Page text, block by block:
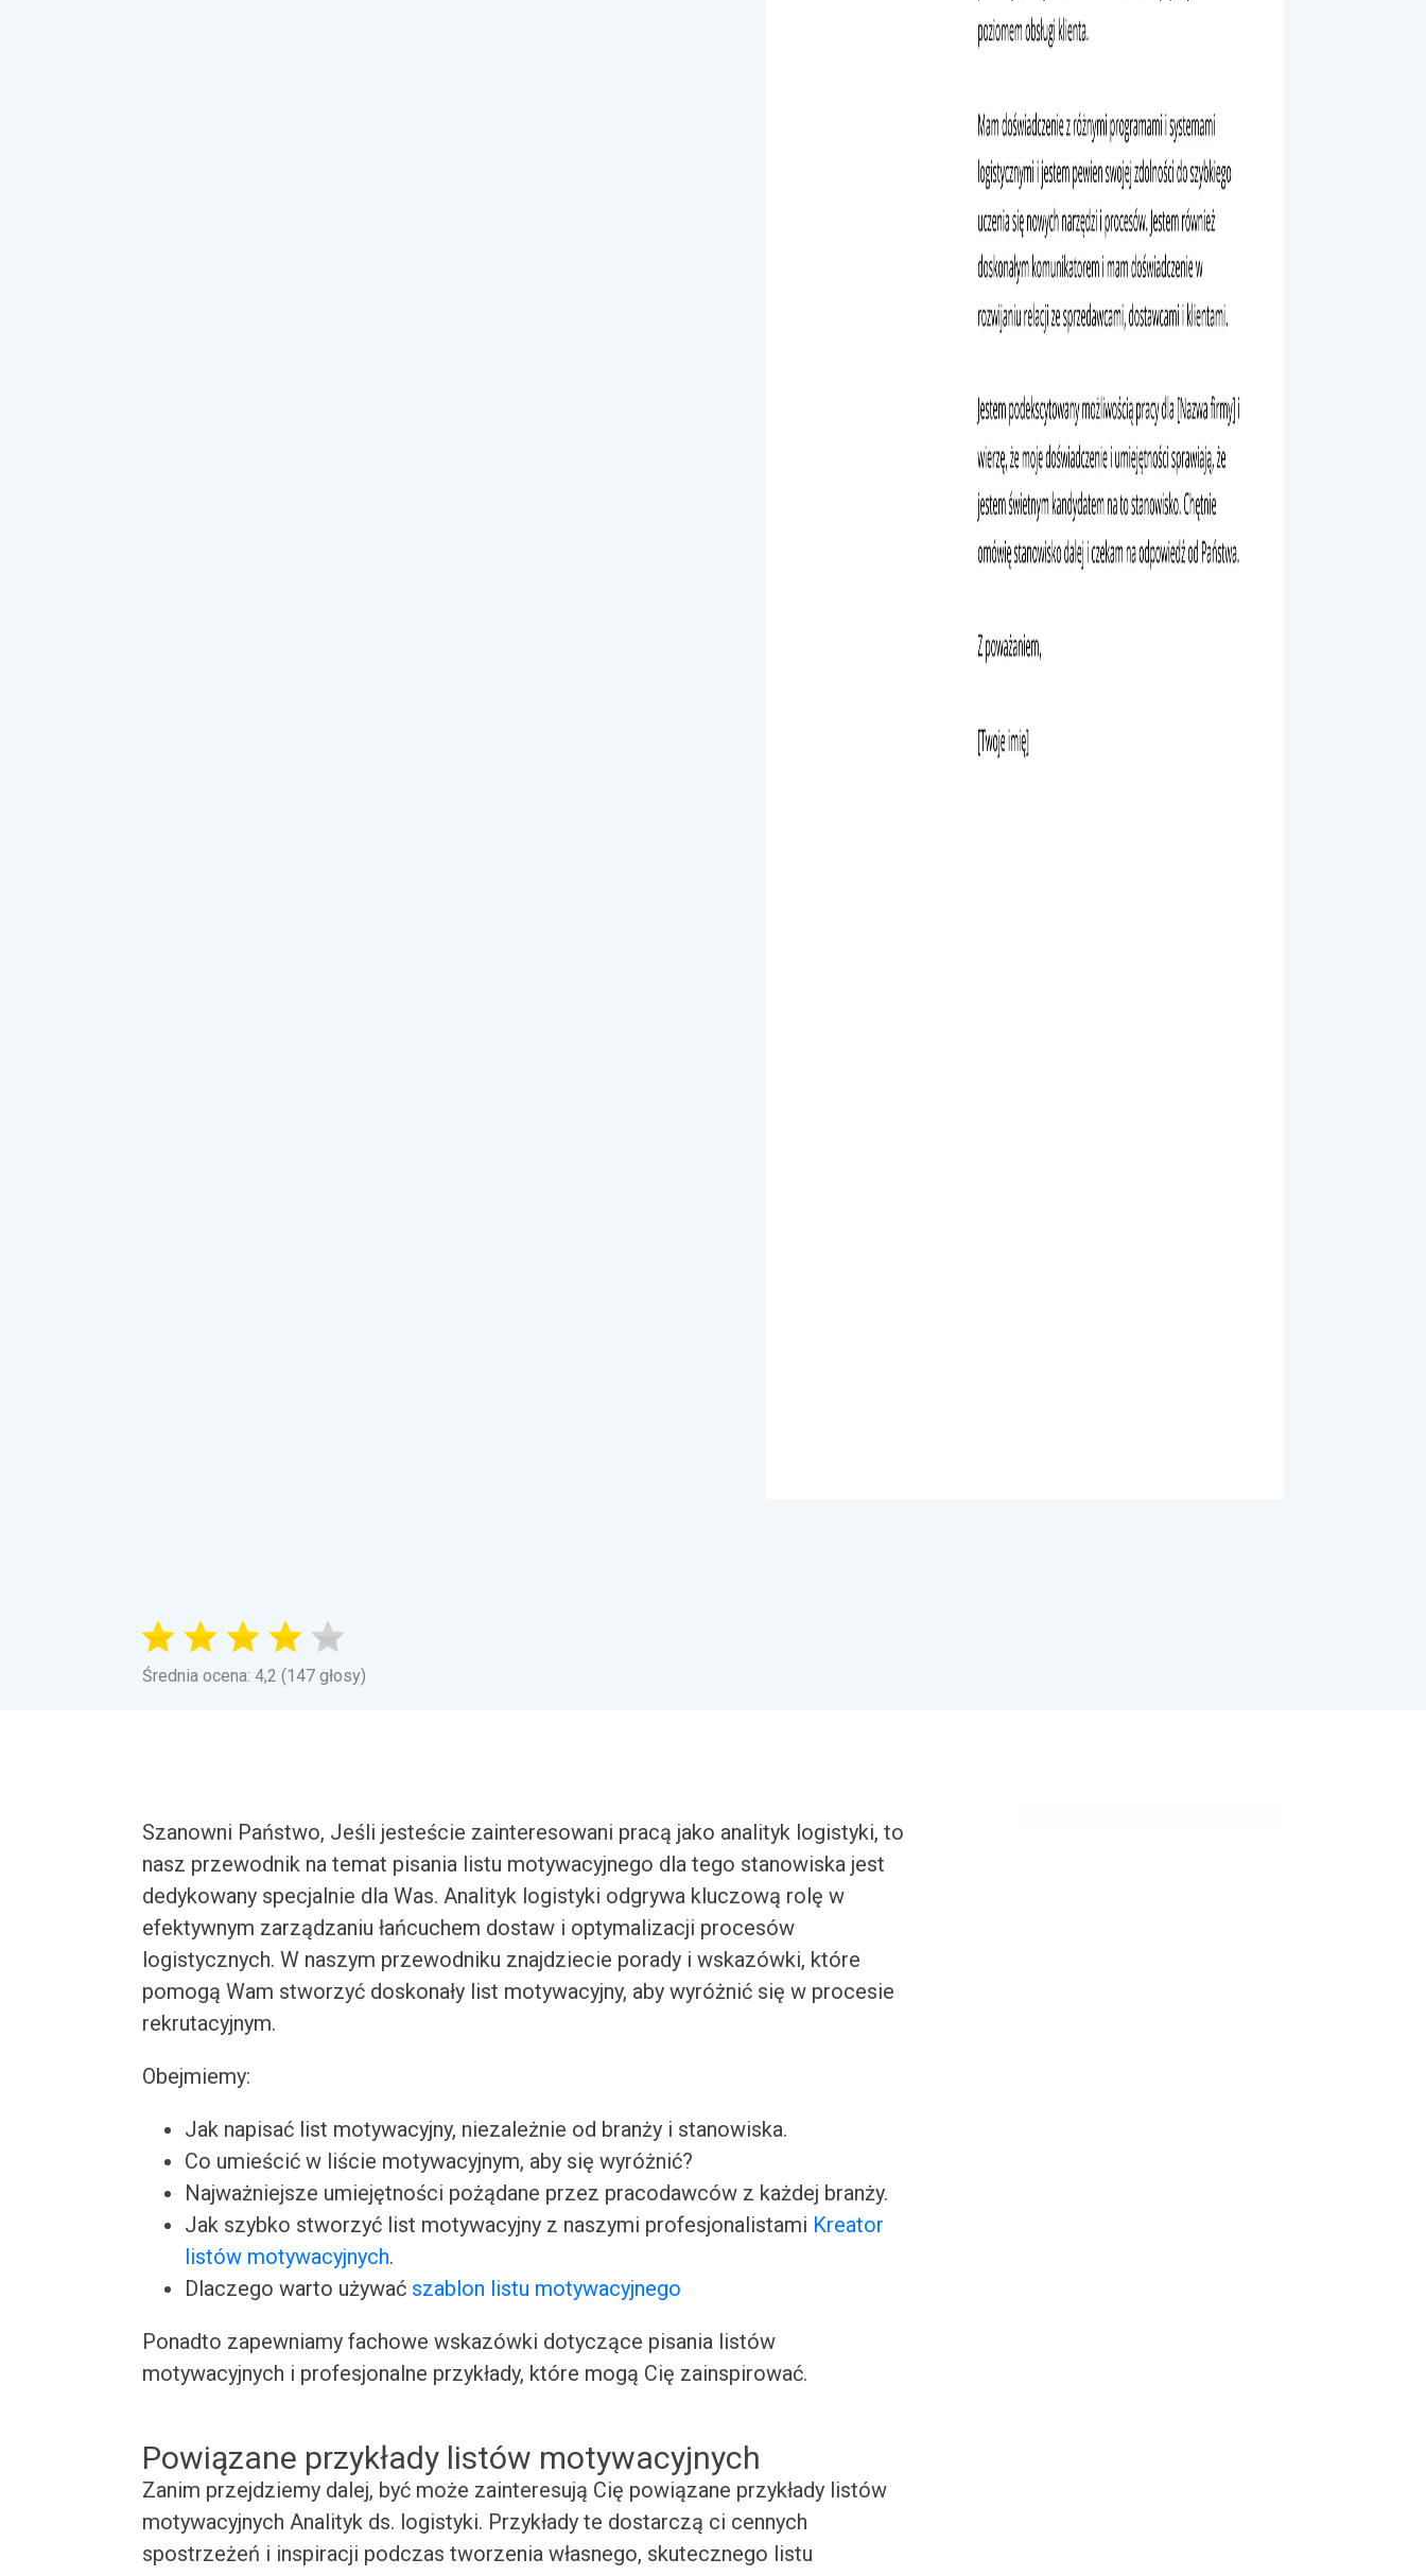
Średnia ocena: 4,2 (147 głosy)
Szanowni Państwo, Jeśli jesteście zainteresowani pracą jako analityk logistyki, to
nasz przewodnik na temat pisania listu motywacyjnego dla tego stanowiska jest
dedykowany specjalnie dla Was. Analityk logistyki odgrywa kluczową rolę w
efektywnym zarządzaniu łańcuchem dostaw i optymalizacji procesów
logistycznych. W naszym przewodniku znajdziecie porady i wskazówki, które
pomogą Wam stworzyć doskonały list motywacyjny, aby wyróżnić się w procesie
rekrutacyjnym.
Obejmiemy:
Jak napisać list motywacyjny, niezależnie od branży i stanowiska.
Co umieścić w liście motywacyjnym, aby się wyróżnić?
Najważniejsze umiejętności pożądane przez pracodawców z każdej branży.
Jak szybko stworzyć list motywacyjny z naszymi profesjonalistami Kreator
listów motywacyjnych.
Dlaczego warto używać szablon listu motywacyjnego
Ponadto zapewniamy fachowe wskazówki dotyczące pisania listów
motywacyjnych i profesjonalne przykłady, które mogą Cię zainspirować.
Powiązane przykłady listów motywacyjnych
Zanim przejdziemy dalej, być może zainteresują Cię powiązane przykłady listów
motywacyjnych Analityk ds. logistyki. Przykłady te dostarczą ci cennych
spostrzeżeń i inspiracji podczas tworzenia własnego, skutecznego listu